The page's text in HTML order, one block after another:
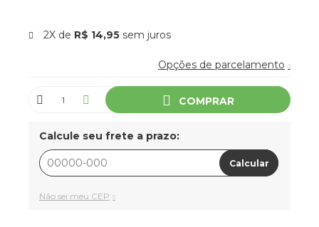
2X de R$ 14,95 sem juros
Opções de parcelamento
COMPRAR
Calcule seu frete a prazo:
Não sei meu CEP
Calcular